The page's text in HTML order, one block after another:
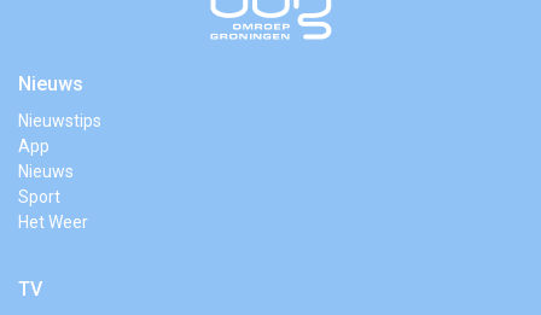
Nieuws
Nieuwstips
App
Nieuws
Sport
Het Weer
TV